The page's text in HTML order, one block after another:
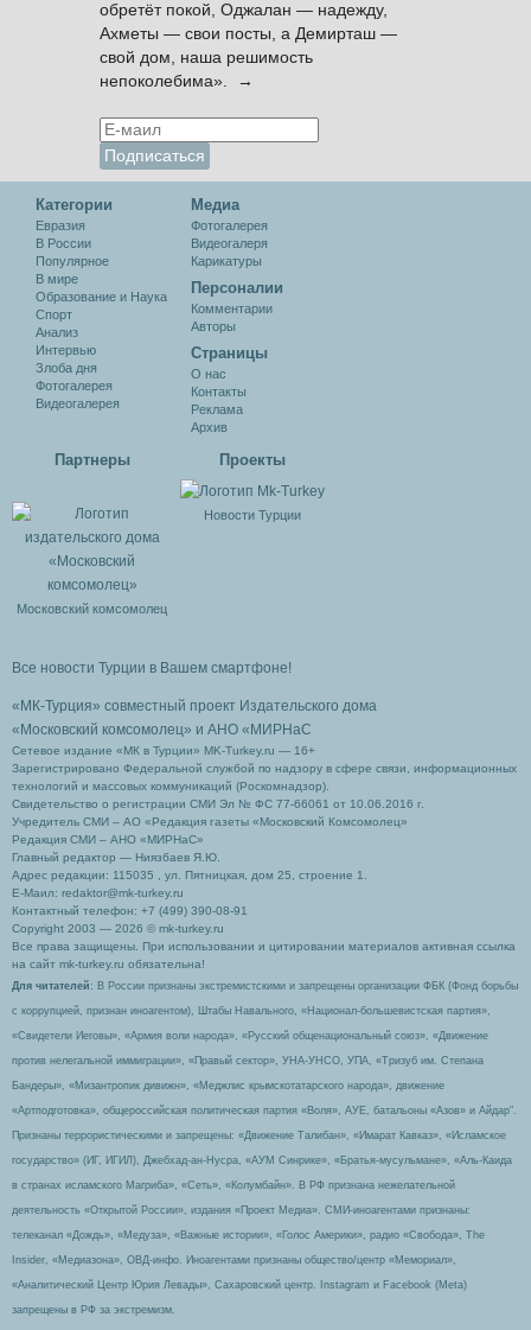
обретёт покой, Оджалан — надежду,
Ахметы — свои посты, а Демирташ —
свой дом, наша решимость
непоколебима». →
Категории
Евразия
В России
Популярное
В мире
Образование и Наука
Спорт
Анализ
Интервью
Злоба дня
Фотогалерея
Видеогалерея
Медиа
Фотогалерея
Видеогалеря
Карикатуры
Персоналии
Комментарии
Авторы
Cтраницы
О нас
Контакты
Реклама
Архив
Партнеры
Московский комсомолец
Проекты
Новости Турции
Все новости Турции в Вашем смартфоне!
«МК-Турция» совместный проект Издательского дома
«Московский комсомолец» и АНО «МИРНаС
Сетевое издание «МК в Турции» MK-Turkey.ru — 16+
Зарегистрировано Федеральной службой по надзору в сфере связи, информационных
технологий и массовых коммуникаций (Роскомнадзор).
Свидетельство о регистрации СМИ Эл № ФС 77-66061 от 10.06.2016 г.
Учредитель СМИ – АО «Редакция газеты «Московский Комсомолец»
Редакция СМИ – АНО «МИРНаС»
Главный редактор — Ниязбаев Я.Ю.
Адрес редакции: 115035 , ул. Пятницкая, дом 25, строение 1.
Е-Маил: redaktor@mk-turkey.ru
Контактный телефон: +7 (499) 390-08-91
Copyright 2003 — 2026 © mk-turkey.ru
Все права защищены. При использовании и цитировании материалов активная ссылка
на сайт mk-turkey.ru обязательна!
Для читателей : В России признаны экстремистскими и запрещены организации ФБК (Фонд борьбы
с коррупцией, признан иноагентом), Штабы Навального, «Национал-большевистская партия»,
«Свидетели Иеговы», «Армия воли народа», «Русский общенациональный союз», «Движение
против нелегальной иммиграции», «Правый сектор», УНА-УНСО, УПА, «Тризуб им. Степана
Бандеры», «Мизантропик дивижн», «Меджлис крымскотатарского народа», движение
«Артподготовка», общероссийская политическая партия «Воля», АУЕ, батальоны «Азов» и Айдар″.
Признаны террористическими и запрещены: «Движение Талибан», «Имарат Кавказ», «Исламское
государство» (ИГ, ИГИЛ), Джебхад-ан-Нусра, «АУМ Синрике», «Братья-мусульмане», «Аль-Каида
в странах исламского Магриба», «Сеть», «Колумбайн». В РФ признана нежелательной
деятельность «Открытой России», издания «Проект Медиа». СМИ-иноагентами признаны:
телеканал «Дождь», «Медуза», «Важные истории», «Голос Америки», радио «Свобода», The
Insider, «Медиазона», ОВД-инфо. Иноагентами признаны общество/центр «Мемориал»,
«Аналитический Центр Юрия Левады», Сахаровский центр. Instagram и Facebook (Metа)
запрещены в РФ за экстремизм.